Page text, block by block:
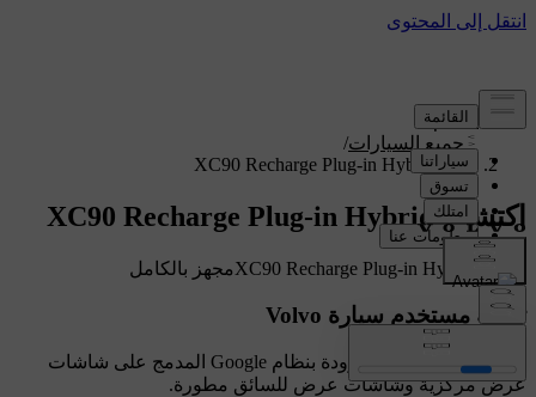
الدعم/
جميع السيارات/
XC90 Recharge Plug-in Hybrid 2024
اكتشف XC90 Recharge Plug-in Hybrid
عرض XC90 Recharge Plug-in Hybridمجهز بالكامل
تجربة مستخدم سيارة Volvo
ستحصل السيارات المزودة بنظام Google المدمج على شاشات
عرض مركزية وشاشات عرض للسائق مطورة.